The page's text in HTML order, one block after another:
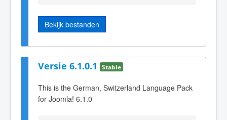
Bekijk bestanden
Versie 6.1.0.1 Stable
This is the German, Switzerland Language Pack
for Joomla! 6.1.0